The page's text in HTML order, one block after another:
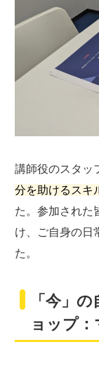
講師役のスタッ
分を助けるスキ
た。参加された
け、ご自身の日
た。
「今」
ョップ：